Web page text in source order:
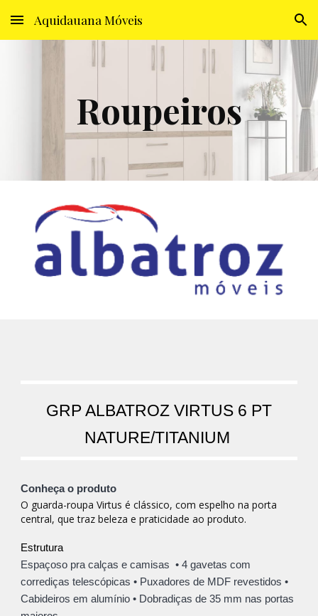
Skip to main content Skip to navigation
Aquidauana Móveis
Roupeiros
GRP ALBATROZ VIRTUS 6 PT
NATURE/TITANIUM
Conheça o produto
O guarda-roupa Virtus é clássico, com espelho na porta
central, que traz beleza e praticidade ao produto.
Estrutura
Espaçoso pra calças e camisas • 4 gavetas com
corrediças telescópicas• Puxadores de MDF revestidos•
Cabideiros emalumínio• Dobradiças de 35 mm nas portas